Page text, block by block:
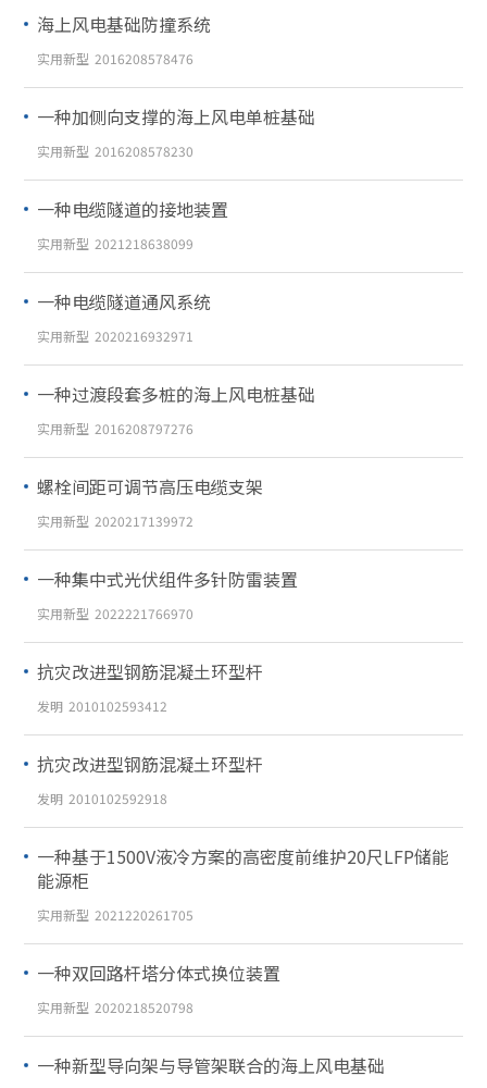
海上风电基础防撞系统
实用新型 2016208578476
一种加侧向支撑的海上风电单桩基础
实用新型 2016208578230
一种电缆隧道的接地装置
实用新型 2021218638099
一种电缆隧道通风系统
实用新型 2020216932971
一种过渡段套多桩的海上风电桩基础
实用新型 2016208797276
螺栓间距可调节高压电缆支架
实用新型 2020217139972
一种集中式光伏组件多针防雷装置
实用新型 2022221766970
抗灾改进型钢筋混凝土环型杆
发明 2010102593412
抗灾改进型钢筋混凝土环型杆
发明 2010102592918
一种基于1500V液冷方案的高密度前维护20尺LFP储能
能源柜
实用新型 2021220261705
一种双回路杆塔分体式换位装置
实用新型 2020218520798
一种新型导向架与导管架联合的海上风电基础